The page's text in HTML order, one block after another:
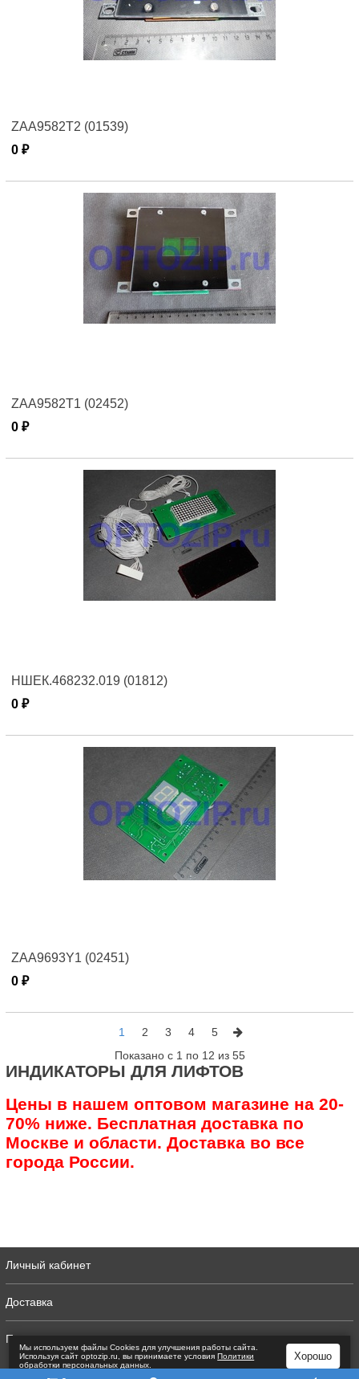
ZAA9582Т2 (01539)
0 ₽
ZAA9582Т1 (02452)
0 ₽
НШЕК.468232.019 (01812)
0 ₽
ZAA9693Y1 (02451)
0 ₽
1 2 3 4
5
Показано с 1 по 12 из 55
ИНДИКАТОРЫ ДЛЯ ЛИФТОВ
Цены в нашем оптовом магазине на 20-
70% ниже. Бесплатная доставка по
Москве и области. Доставка во все
города России.
Личный кабинет
Доставка
Полная версия
Мы используем файлы Сookies для улучшения работы сайта.
Используя сайт optozip.ru, вы принимаете условияПолитики
обработки персональных данных
Хорошо